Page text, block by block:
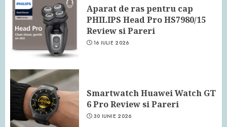
Aparat de ras pentru cap
PHILIPS Head Pro HS7980/15
Review si Pareri
16 IULIE 2026
Smartwatch Huawei Watch GT
6 Pro Review si Pareri
30 IUNIE 2026